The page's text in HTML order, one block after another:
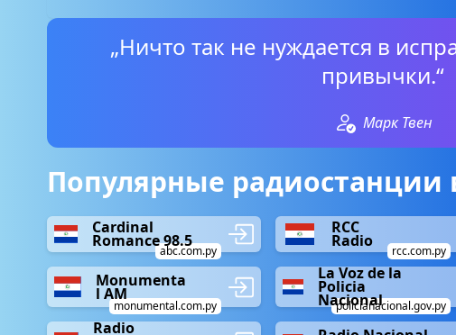
„Ничто так не нуждается в
привычки.“
Марк Твен
Популярные радиостанции
Cardinal
Romance 98.5
abc.com.py
RCC
Radio
rcc.com.py
Monumenta
l AM
monumental.com.py
La Voz de la
Policia
Nacional
policianacional.gov.py
Radio